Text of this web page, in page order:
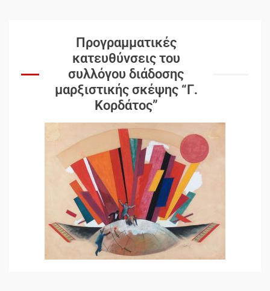
Προγραμματικές
κατευθύνσεις του
συλλόγου διάδοσης
μαρξιστικής σκέψης “Γ.
Κορδάτος”